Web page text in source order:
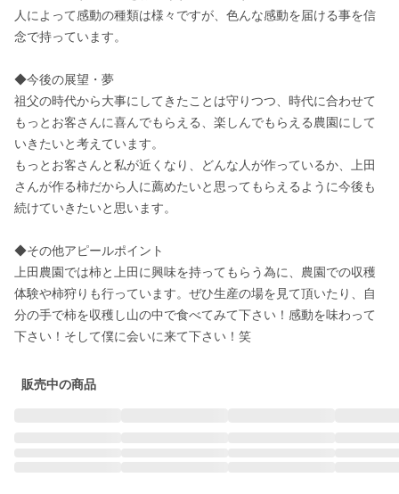
人によって感動の種類は様々ですが、色んな感動を届ける事を信
念で持っています。
◆今後の展望・夢
祖父の時代から大事にしてきたことは守りつつ、時代に合わせて
もっとお客さんに喜んでもらえる、楽しんでもらえる農園にして
いきたいと考えています。
もっとお客さんと私が近くなり、どんな人が作っているか、上田
さんが作る柿だから人に薦めたいと思ってもらえるように今後も
続けていきたいと思います。
◆その他アピールポイント
上田農園では柿と上田に興味を持ってもらう為に、農園での収穫
体験や柿狩りも行っています。ぜひ生産の場を見て頂いたり、自
分の手で柿を収穫し山の中で食べてみて下さい！感動を味わって
下さい！そして僕に会いに来て下さい！笑
販売中の商品